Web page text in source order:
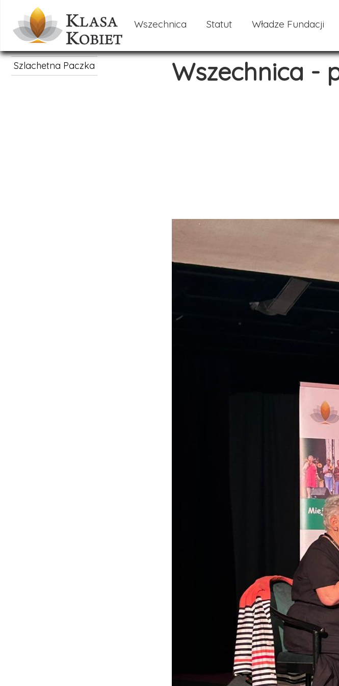
Wszechnica Statut Władze Fundacji
Szlachetna Paczka Wszechnica -